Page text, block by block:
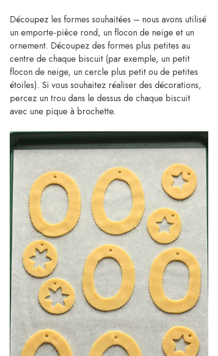
Découpez les formes souhaitées – nous avons utilisé
un emporte-pièce rond, un flocon de neige et un
ornement. Découpez des formes plus petites au
centre de chaque biscuit (par exemple, un petit
flocon de neige, un cercle plus petit ou de petites
étoiles). Si vous souhaitez réaliser des décorations,
percez un trou dans le dessus de chaque biscuit
avec une pique à brochette.